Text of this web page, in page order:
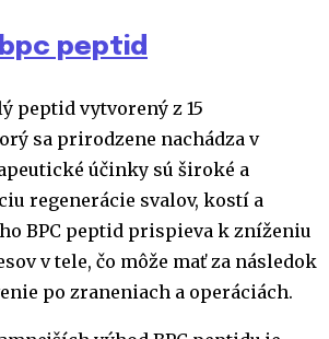
bpc peptid
peptid vytvorený z 15
sa prirodzene nachádza v
účinky sú široké a
regenerácie svalov, kostí a
BPC peptid prispieva k zníženiu
v tele, čo môže mať za následok
po zraneniach a operáciách.